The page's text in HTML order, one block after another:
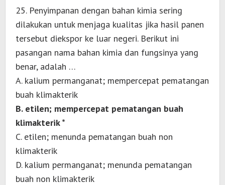
25. Penyimpanan dengan bahan kimia sering
dilakukan untuk menjaga kualitas jika hasil panen
tersebut diekspor ke luar negeri. Berikut ini
pasangan nama bahan kimia dan fungsinya yang
benar, adalah …
A. kalium permanganat; mempercepat pematangan
buah klimakterik
B. etilen; mempercepat pematangan buah
klimakterik *
C. etilen; menunda pematangan buah non
klimakterik
D. kalium permanganat; menunda pematangan
buah non klimakterik